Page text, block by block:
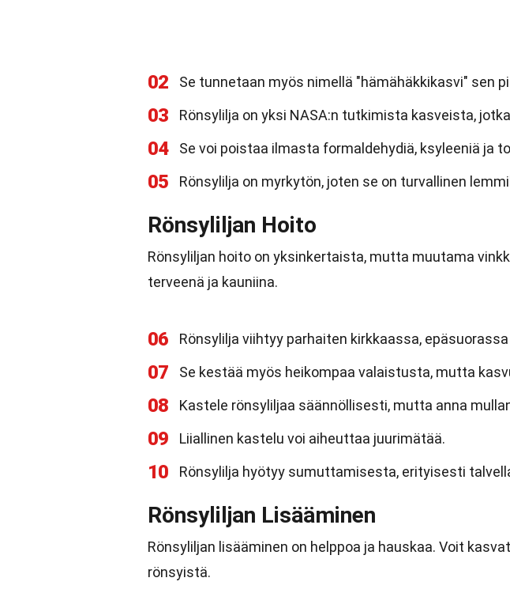
02 Se tunnetaan myös nimellä "hämähäkkikasvi" sen
03 Rönsylilja on yksi NASA:n tutkimista kasveista,
04 Se voi poistaa ilmasta formaldehydiä, ksyleeniä ja
05 Rönsylilja on myrkytön, joten se on turvallinen
Rönsyliljan Hoito
Rönsyliljan hoito on yksinkertaista, mutta muutama
terveenä ja kauniina.
06 Rönsylilja viihtyy parhaiten kirkkaassa,
07 Se kestää myös heikompaa valaistusta, mutta
08 Kastele rönsyliljaa säännöllisesti, mutta anna
09 Liiallinen kastelu voi aiheuttaa juurimätää.
10 Rönsylilja hyötyy sumuttamisesta, erityisesti
Rönsyliljan Lisääminen
Rönsyliljan lisääminen on helppoa ja hauskaa. Voit
rönsyistä.